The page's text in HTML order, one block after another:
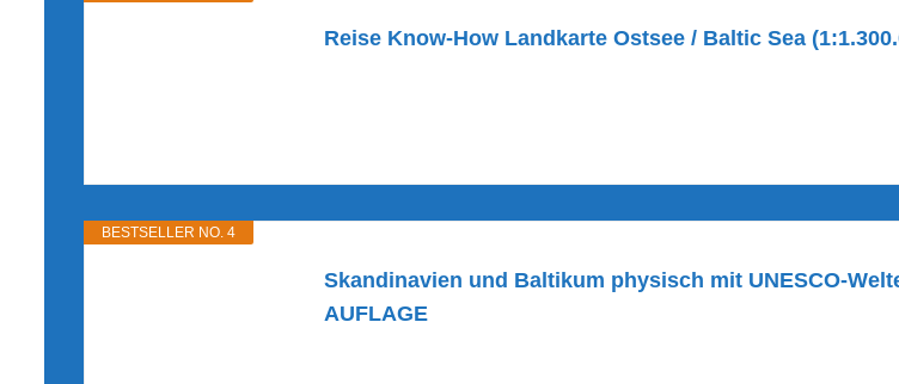
Reise Know-How Landkarte Ostsee / Baltic Sea
BESTSELLER NO. 4
Skandinavien und Baltikum physisch mit UNESCO-
AUFLAGE